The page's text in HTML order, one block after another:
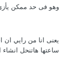
وهو فى حد ممكن يأزى
يعنى انا من رايي ان
ساعتها هاتنحل انشاء